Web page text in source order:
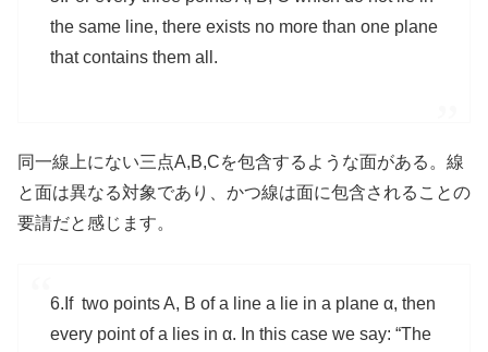
the same line, there exists no more than one plane
that contains them all.
同一線上にない三点A,B,Cを包含するような面がある。線
と面は異なる対象であり、かつ線は面に包含されることの
要請だと感じます。
6.If two points A, B of a line a lie in a plane α, then
every point of a lies in α. In this case we say: “The